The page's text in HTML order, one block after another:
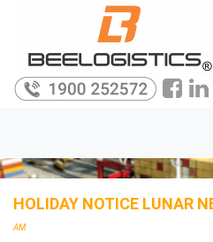
HOLIDAY NOTICE LUNAR
AM